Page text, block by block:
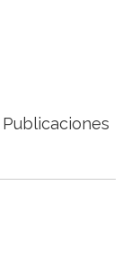
Publicaciones